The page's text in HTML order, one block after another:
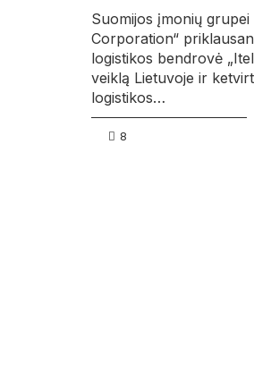
Suomijos įmonių grupei
Corporation“
logistikos bendrovė
veiklą Lietuvoje ir
logistikos…
8